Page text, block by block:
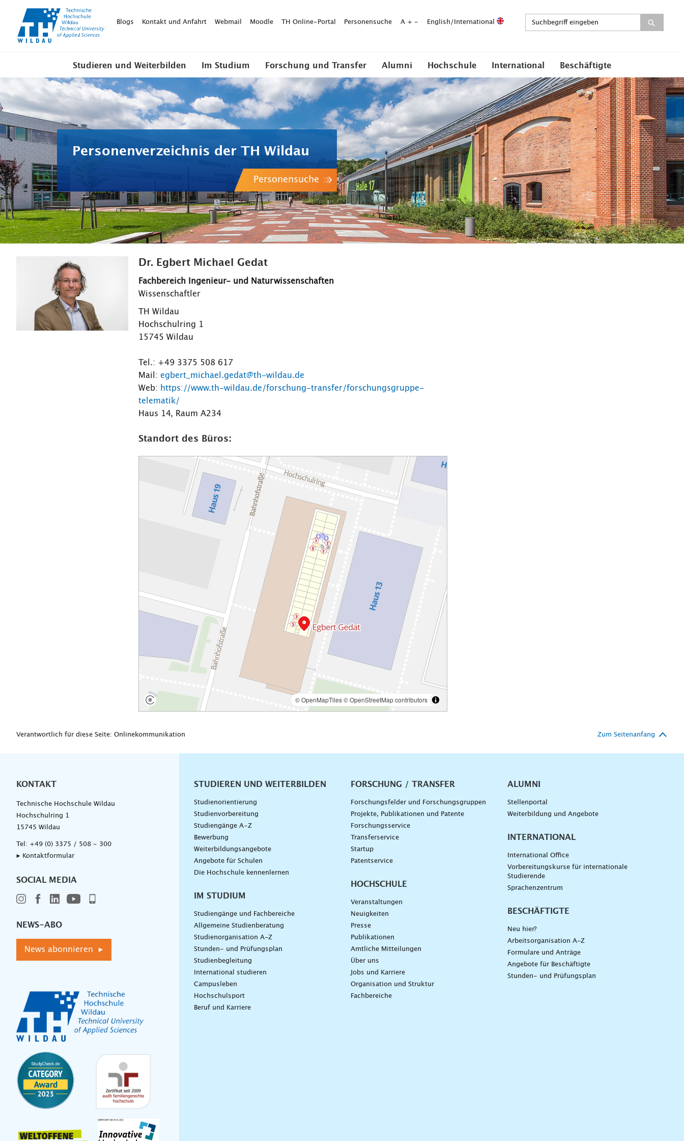
WildauBlogs Kontakt und Anfahrt Webmail Moodle TH Online-Portal Personensuche A + - English/International
Studieren und Weiterbilden Im Studium Forschung und Transfer Alumni Hochschule International Beschäftigte
Personenverzeichnis der TH Wildau
Personensuche
Dr. Egbert Michael Gedat
Fachbereich Ingenieur- und Naturwissenschaften
Wissenschaftler
TH Wildau
Hochschulring 1
15745 Wildau
Tel.: +49 3375 508 617
Mail: egbert_michael.gedat@th-wildau.de
Web: https://www.th-wildau.de/forschung-transfer/forschungsgruppe-
telematik/
Haus 14, Raum A234
Standort des Büros:
Verantwortlich für diese Seite: Onlinekommunikation Zum Seitenanfang
KONTAKT
Technische Hochschule Wildau
Hochschulring 1
15745 Wildau
Tel: +49 (0) 3375 / 508 - 300
▸ Kontaktformular
SOCIAL MEDIA
NEWS-ABO
News abonnieren ▸
Unternavigation
STUDIEREN UND WEITERBILDEN
Studienorientierung
Studienvorbereitung
Studiengänge A–Z
Bewerbung
Weiterbildungsangebote
Angebote für Schulen
Die Hochschule kennenlernen
IM STUDIUM
Studiengänge und Fachbereiche
Allgemeine Studienberatung
Studienorganisation A-Z
Stunden- und Prüfungsplan
Studienbegleitung
International studieren
Campusleben
Hochschulsport
Beruf und Karriere
FORSCHUNG / TRANSFER
Forschungsfelder und Forschungsgruppen
Projekte, Publikationen und Patente
Forschungsservice
Transferservice
Startup
Patentservice
HOCHSCHULE
Veranstaltungen
Neuigkeiten
Presse
Publikationen
Amtliche Mitteilungen
Über uns
Jobs und Karriere
Organisation und Struktur
Fachbereiche
ALUMNI
Stellenportal
Weiterbildung und Angebote
INTERNATIONAL
International Office
Vorbereitungskurse für internationale
Studierende
Sprachenzentrum
BESCHÄFTIGTE
Neu hier?
Arbeitsorganisation A-Z
Formulare und Anträge
Angebote für Beschäftigte
Stunden- und Prüfungsplan